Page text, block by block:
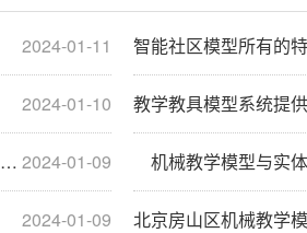
2024-01-11 智能社区模型所有的
2024-01-10 教学教具模型系统提供十字路
2024-01-09 机械教学模型与实
2024-01-09 北京房山区机械教学